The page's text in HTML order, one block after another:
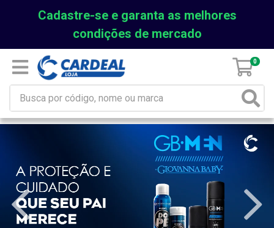
Cadastre-se e garanta as melhores
condições de mercado
0